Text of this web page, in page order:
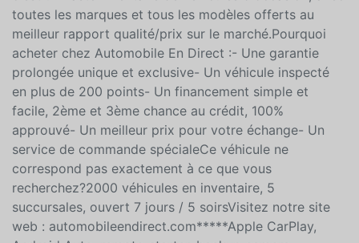
2000 véhicules en inventaire, Automobile en Direct,
c'est un vaste inventaire de véhicules d'occasion, avec
toutes les marques et tous les modèles offerts au
meilleur rapport qualité/prix sur le marché.Pourquoi
acheter chez Automobile En Direct :- Une garantie
prolongée unique et exclusive- Un véhicule inspecté
en plus de 200 points- Un financement simple et
facile, 2ème et 3ème chance au crédit, 100%
approuvé- Un meilleur prix pour votre échange- Un
service de commande spécialeCe véhicule ne
correspond pas exactement à ce que vous
recherchez?2000 véhicules en inventaire, 5